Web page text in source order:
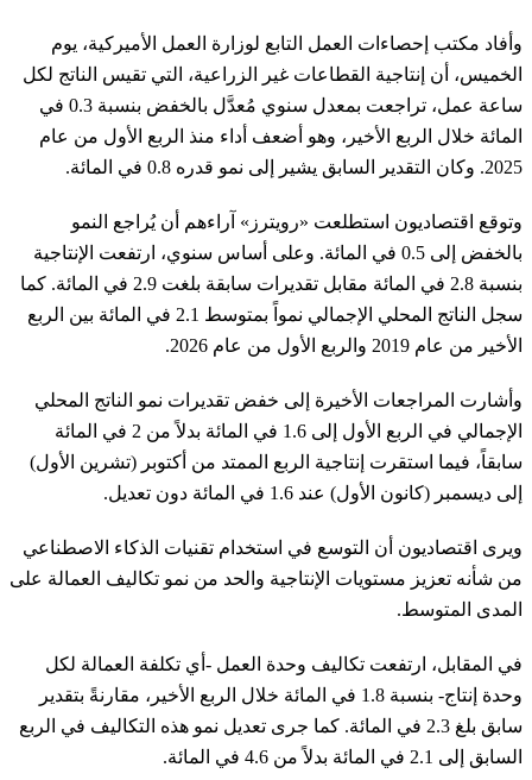
وأفاد مكتب إحصاءات العمل التابع لوزارة العمل الأميركية، يوم
الخميس، أن إنتاجية القطاعات غير الزراعية، التي تقيس الناتج لكل
ساعة عمل، تراجعت بمعدل سنوي مُعدَّل بالخفض بنسبة 0.3 في
المائة خلال الربع الأخير، وهو أضعف أداء منذ الربع الأول من عام
2025. وكان التقدير السابق يشير إلى نمو قدره 0.8 في المائة.
وتوقع اقتصاديون استطلعت «رويترز» آراءهم أن يُراجع النمو
بالخفض إلى 0.5 في المائة. وعلى أساس سنوي، ارتفعت الإنتاجية
بنسبة 2.8 في المائة مقابل تقديرات سابقة بلغت 2.9 في المائة. كما
سجل الناتج المحلي الإجمالي نمواً بمتوسط 2.1 في المائة بين الربع
الأخير من عام 2019 والربع الأول من عام 2026.
وأشارت المراجعات الأخيرة إلى خفض تقديرات نمو الناتج المحلي
الإجمالي في الربع الأول إلى 1.6 في المائة بدلاً من 2 في المائة
سابقاً، فيما استقرت إنتاجية الربع الممتد من أكتوبر (تشرين الأول)
إلى ديسمبر (كانون الأول) عند 1.6 في المائة دون تعديل.
ويرى اقتصاديون أن التوسع في استخدام تقنيات الذكاء الاصطناعي
من شأنه تعزيز مستويات الإنتاجية والحد من نمو تكاليف العمالة على
المدى المتوسط.
في المقابل، ارتفعت تكاليف وحدة العمل -أي تكلفة العمالة لكل
وحدة إنتاج- بنسبة 1.8 في المائة خلال الربع الأخير، مقارنةً بتقدير
سابق بلغ 2.3 في المائة. كما جرى تعديل نمو هذه التكاليف في الربع
السابق إلى 2.1 في المائة بدلاً من 4.6 في المائة.